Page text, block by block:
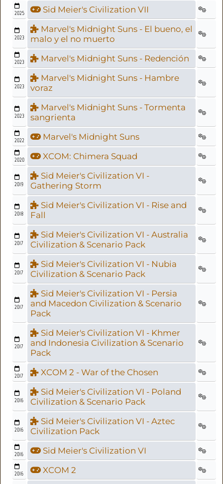
2025 Sid Meier's Civilization VII
2023
Marvel's Midnight Suns - El bueno, el
malo y el no muerto
2023 Marvel's Midnight Suns - Redención
2023
Marvel's Midnight Suns - Hambre
voraz
2023
Marvel's Midnight Suns - Tormenta
sangrienta
2022 Marvel's Midnight Suns
2020 XCOM: Chimera Squad
2019
Sid Meier's Civilization VI -
Gathering Storm
2018
Sid Meier's Civilization VI - Rise and
Fall
2017
Sid Meier's Civilization VI - Australia
Civilization & Scenario Pack
2017
Sid Meier's Civilization VI - Nubia
Civilization & Scenario Pack
2017
Sid Meier's Civilization VI - Persia
and Macedon Civilization & Scenario
Pack
2017
Sid Meier's Civilization VI - Khmer
and Indonesia Civilization & Scenario
Pack
2017 XCOM 2 - War of the Chosen
2016
Sid Meier's Civilization VI - Poland
Civilization & Scenario Pack
2016
Sid Meier's Civilization VI - Aztec
Civilization Pack
2016 Sid Meier's Civilization VI
2016 XCOM 2